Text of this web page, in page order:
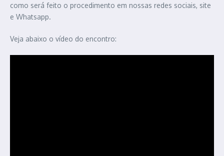
como será feito o procedimento em nossas redes sociais, site
e Whatsapp.
Veja abaixo o vídeo do encontro: